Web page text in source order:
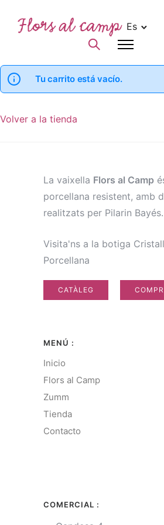
Es
Tu carrito está vacío.
Volver a la tienda
La vaixella Flors al Camp
porcellana resistent, amb
realitzats per Pilarin Bayés.
Visita'ns a la botiga
Porcellana
CATÀLEG
MENÚ :
Inicio
Flors al Camp
Zumm
Tienda
Contacto
COMERCIAL :